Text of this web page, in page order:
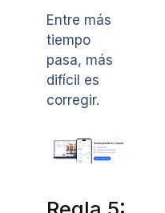
Entre más
tiempo
pasa, más
difícil es
corregir.